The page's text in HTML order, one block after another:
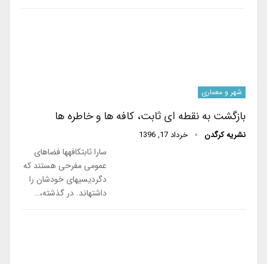
شهر و معماری
بازگشت به نقطه ای ثابت، کافه ها و خاطره ها
نشریه کرگدن خرداد 17, 1396
سارا ثابتکافه‎ها فضاهای
عمومی مفرحی هستند که
دگردیسی‎های خودشان را
داشته‎اند. در گذشته،…